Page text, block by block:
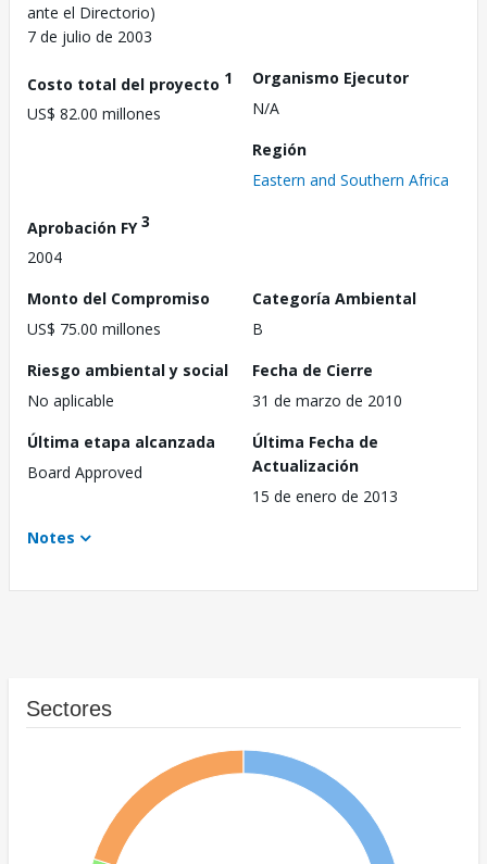
ante el Directorio)
7 de julio de 2003
Costo total del proyecto 1
US$ 82.00 millones
Organismo Ejecutor
N/A
Región
Eastern and Southern Africa
Aprobación FY3
2004
Monto del Compromiso
US$ 75.00 millones
Categoría Ambiental
B
Riesgo ambiental y social
No aplicable
Fecha de Cierre
31 de marzo de 2010
Última etapa alcanzada
Board Approved
Última Fecha de
Actualización
15 de enero de 2013
Notes
Sectores